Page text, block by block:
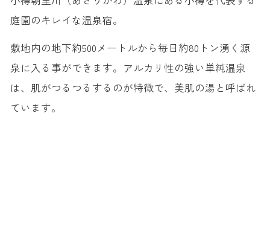
庭園のキレイな温泉宿。
敷地内の地下約500メートルから毎日約80トン湧く源
泉に入る事ができます。アルカリ性の強い単純温泉
は、肌がつるつるするのが特徴で、美肌の湯と呼ばれ
ています。